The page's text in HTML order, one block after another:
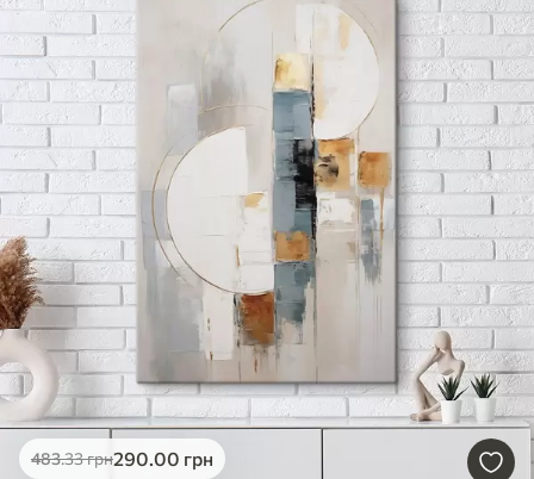
483.33грн290.00 грн